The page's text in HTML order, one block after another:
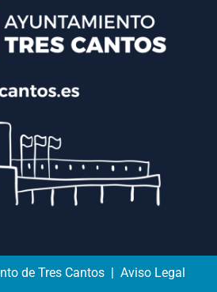
de Tres Cantos | Aviso Legal